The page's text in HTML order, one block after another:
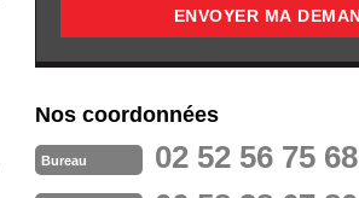
Nos coordonnées
Bureau 02 52 56 75 68